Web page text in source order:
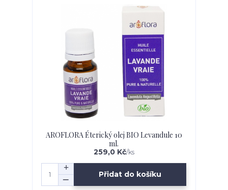
AROFLORA Éterický olej BIO Levandule 10
ml.
259,0 Kč/ks
Přidat do košíku